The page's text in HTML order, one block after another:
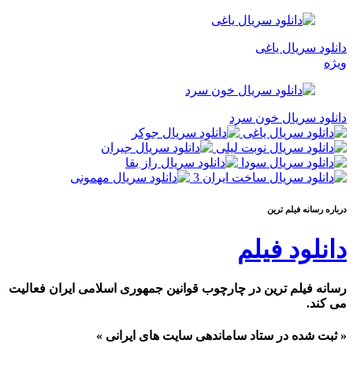
دانلود سریال یاغی
ویژه
دانلود سریال خون سرد
درباره رسانه فيلم ترين
دانلود فیلم
رسانه فیلم ترین در چارچوب قوانین جمهوری اسلامی ایران فعالیت
می کند.
« ثبت شده در ستاد ساماندهی سایت های ایرانی »